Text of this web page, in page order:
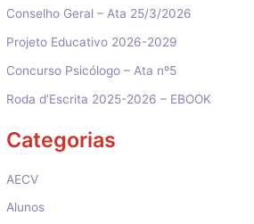
Conselho Geral – Ata 25/3/2026
Projeto Educativo 2026-2029
Concurso Psicólogo – Ata nº5
Roda d’Escrita 2025-2026 – EBOOK
Categorias
AECV
Alunos